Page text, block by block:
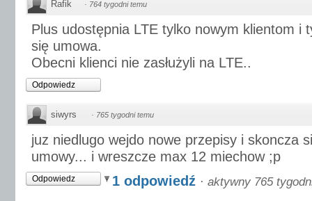
Rafik · 764 tygodni temu
Plus udostępnia LTE tylko nowym klientom i
się umowa.
Obecni klienci nie zasłużyli na LTE..
Odpowiedz
siwyrs · 765 tygodni temu
juz niedlugo wejdo nowe przepisy i skoncza
umowy... i wreszcze max 12 miechow ;p
Odpowiedz 1 odpowiedź · aktywny 765